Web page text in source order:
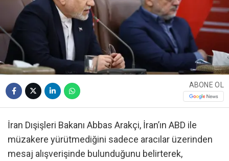
ABONE OL
İran Dışişleri Bakanı Abbas Arakçi, İran’ın ABD ile
müzakere yürütmediğini sadece aracılar üzerinden
mesaj alışverişinde bulunduğunu belirterek,